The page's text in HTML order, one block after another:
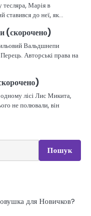
тесляра, Марія в
ставився до неї, як…
(скорочено)
Вальдшнепи
Авторські права на
лісі Лис Микита,
не полювали, він
Пошук
для Новичков?